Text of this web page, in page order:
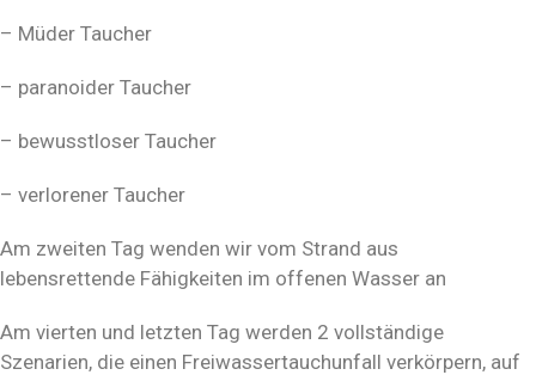
– Müder Taucher
– paranoider Taucher
– bewusstloser Taucher
– verlorener Taucher
Am zweiten Tag wenden wir vom Strand aus
lebensrettende Fähigkeiten im offenen Wasser an
Am vierten und letzten Tag werden 2 vollständige
Szenarien, die einen Freiwassertauchunfall verkörpern, auf